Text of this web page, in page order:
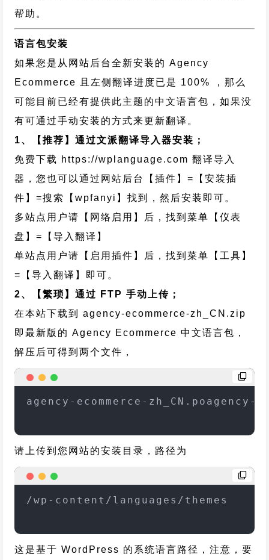
帮助。
语言包安装
如果您是从网站后台全新安装的 Agency
Ecommerce 且左侧翻译进度已是 100% ，那么
可能目前已经有提供此主题的中文语言包，如果没
有可通过手动安装的方式来更新翻译。
1、【推荐】通过文派翻译导入器安装；
免费下载 https://wplanguage.com 翻译导入
器，您也可以通过网站后台【插件】=【安装插
件】=搜索【wpfanyi】找到，然后安装即可。
多站点用户请【网络启用】后，找到菜单【仪表
盘】=【导入翻译】
单站点用户请【启用插件】后，找到菜单【工具】
=【导入翻译】即可。
2、【繁琐】通过 FTP 手动上传；
在本站下载到agency-ecommerce-zh_CN.zip
即最新版的 Agency Ecommerce 中文语言包，
解压后可得到两个文件，
agency-ecommerce-zh_CN.poagency-
请上传到您网站的安装目录，路径为
/wp-content/languages/themes
这是基于 WordPress 的系统语言路径，注意，要